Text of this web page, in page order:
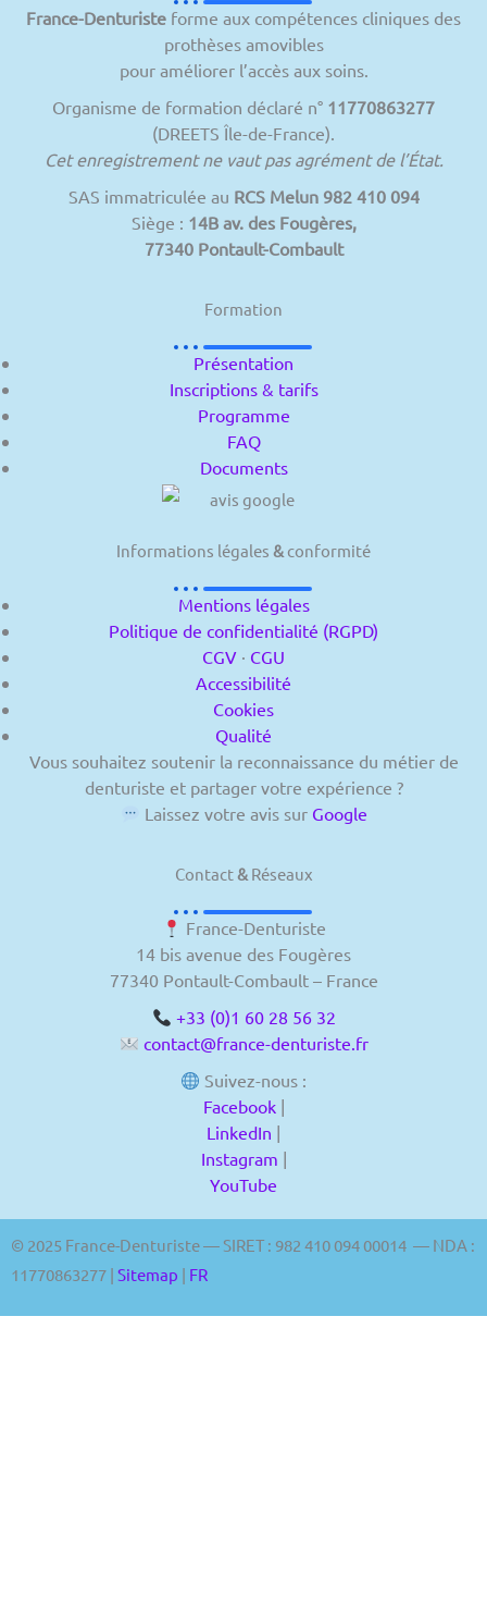
France-Denturiste forme aux compétences cliniques des
prothèses amovibles
pour améliorer l’accès aux soins.
Organisme de formation déclaré n° 11770863277
(DREETS Île-de-France).
Cet enregistrement ne vaut pas agrément de l’État.
SAS immatriculée au RCS Melun 982 410 094
Siège : 14B av. des Fougères,
77340 Pontault-Combault
Formation
Présentation
Inscriptions & tarifs
Programme
FAQ
Documents
Informations légales & conformité
Mentions légales
Politique de confidentialité (RGPD)
CGV · CGU
Accessibilité
Cookies
Qualité
Vous souhaitez soutenir la reconnaissance du métier de
denturiste et partager votre expérience ?
Laissez votre avis sur Google
Contact&Réseaux
France-Denturiste
14 bis avenue des Fougères
77340 Pontault-Combault – France
+33 (0)1 60 28 56 32
contact@france-denturiste.fr
Suivez-nous :
Facebook|
LinkedIn |
Instagram |
YouTube
© 2025 France-Denturiste — SIRET : 982 410 094 00014 — NDA :
11770863277 | Sitemap | FR